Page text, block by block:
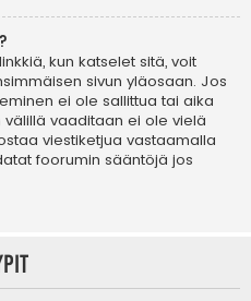
kun katselet sitä, voit
sivun yläosaan. Jos
ei ole sallittua tai aika
vaaditaan ei ole vielä
viestiketjua vastaamalla
foorumin sääntöjä jos